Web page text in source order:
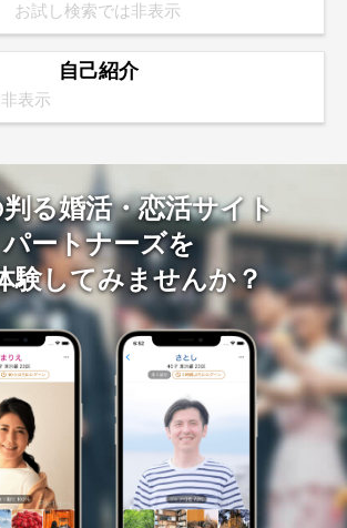
お試し検索では非表示
自己紹介
表示
判る婚活・恋活サイト
パートナーズを
験してみませんか？